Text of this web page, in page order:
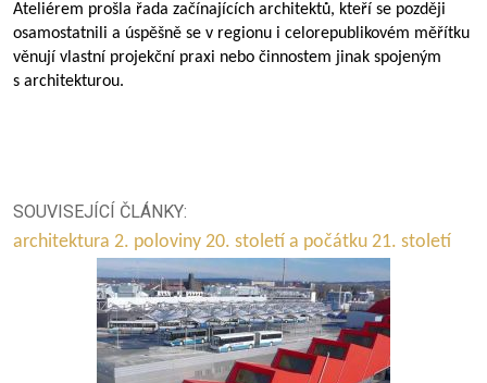
Ateliérem prošla řada začínajících architektů, kteří se později
osamostatnili a úspěšně se v regionu i celorepublikovém měřítku
věnují vlastní projekční praxi nebo činnostem jinak spojeným
s architekturou.
SOUVISEJÍCÍ ČLÁNKY:
architektura 2. poloviny 20. století a počátku 21. století